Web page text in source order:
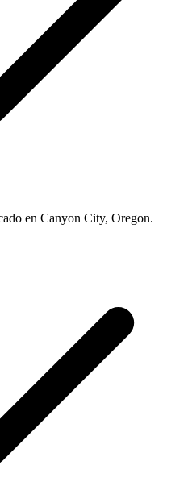
en Canyon City, Oregon.